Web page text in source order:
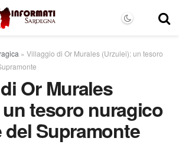
» Villaggio di Or Murales (Urzulei): un tesoro
Or Murales
tesoro nuragico
del Supramonte